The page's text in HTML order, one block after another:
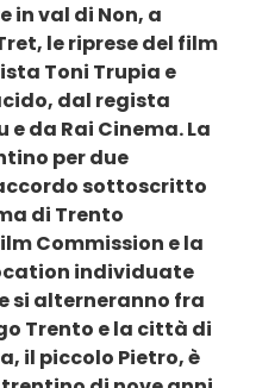
in val di Non, a
le riprese del film
Toni Trupia e
dal regista
e da Rai Cinema. La
per due
sottoscritto
di Trento
Commission e la
individuate
si alterneranno fra
Trento e la città di
il piccolo Pietro, è